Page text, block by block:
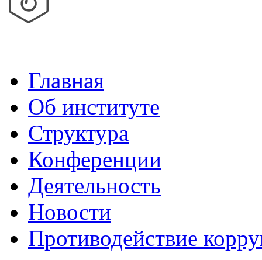
Главная
Об институте
Структура
Конференции
Деятельность
Новости
Противодействие